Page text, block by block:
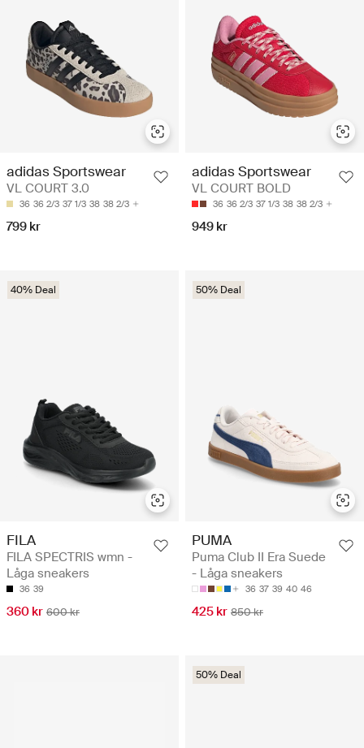
adidas Sportswear
VL COURT 3.0
36 36 2/3 37 1/3 38 38 2/3
799 kr
adidas Sportswear
VL COURT BOLD
36 36 2/3 37 1/3 38 38 2/3
949 kr
40% Deal
FILA
FILA SPECTRIS wmn -
Låga sneakers
36 39
360 kr 600 kr
50% Deal
PUMA
Puma Club II Era Suede
- Låga sneakers
36 37 39 40 46
425 kr 850 kr
50% Deal